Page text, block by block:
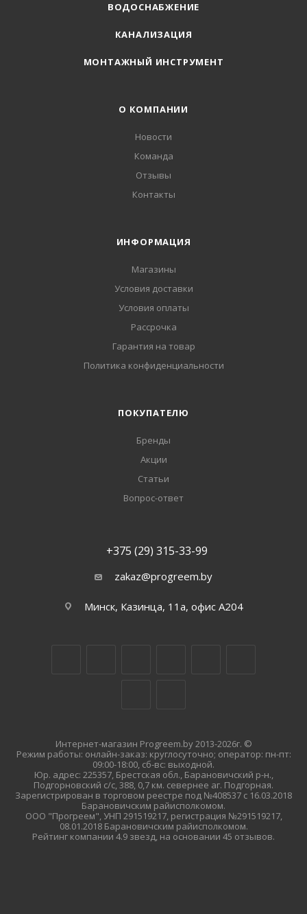
ВОДОСНАБЖЕНИЕ
КАНАЛИЗАЦИЯ
МОНТАЖНЫЙ ИНСТРУМЕНТ
О КОМПАНИИ
Новости
Команда
Отзывы
Контакты
ИНФОРМАЦИЯ
Магазины
Условия доставки
Условия оплаты
Рассрочка
Гарантия на товар
Политика конфиденциальности
ПОКУПАТЕЛЮ
Бренды
Акции
Статьи
Вопрос-ответ
+375 (29) 315-33-99
zakaz@progreem.by
Минск, Казинца, 11а, офис А204
Интернет-магазин Progreem.by 2013-2026г. ©
Режим работы: онлайн-заказ: круглосуточно; оператор: пн-пт:
09:00-18:00, сб-вс: выходной.
Юр. адрес: 225357, Брестская обл., Барановичский р-н.,
Подгорновский с/с, 388, 0,7 км. севернее аг. Подгорная.
Зарегистрирован в торговом реестре под №408537 с 16.03.2018
Барановичским райисполкомом.
ООО "Прогреем", УНП 291519217, регистрация №291519217,
08.01.2018 Барановичским райисполкомом.
Рейтинг компании 4.9 звезд, на основании 45 отзывов.